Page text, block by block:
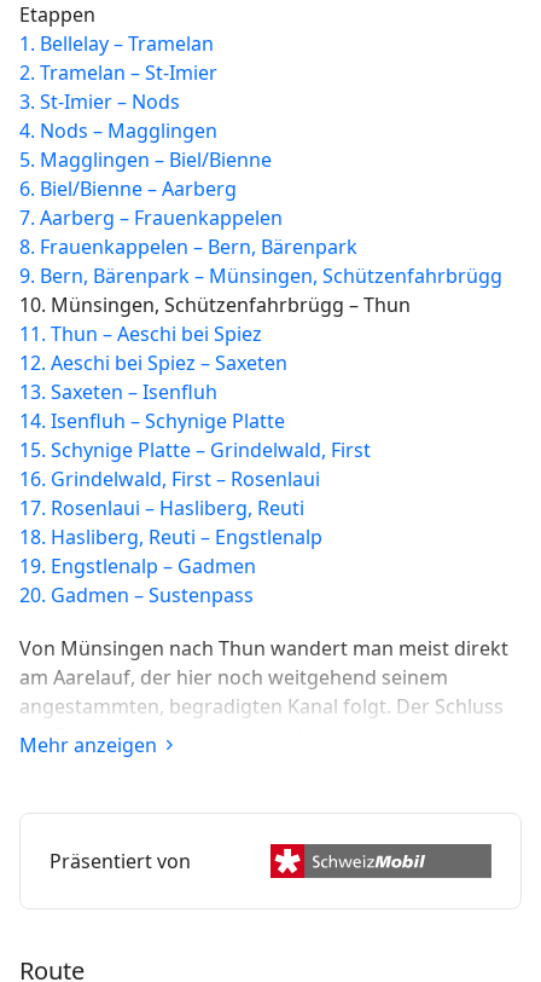
Etappen
1. Bellelay – Tramelan
2. Tramelan – St-Imier
3. St-Imier – Nods
4. Nods – Magglingen
5. Magglingen – Biel/Bienne
6. Biel/Bienne – Aarberg
7. Aarberg – Frauenkappelen
8. Frauenkappelen – Bern, Bärenpark
9. Bern, Bärenpark – Münsingen, Schützenfahrbrügg
10. Münsingen, Schützenfahrbrügg – Thun
11. Thun – Aeschi bei Spiez
12. Aeschi bei Spiez – Saxeten
13. Saxeten – Isenfluh
14. Isenfluh – Schynige Platte
15. Schynige Platte – Grindelwald, First
16. Grindelwald, First – Rosenlaui
17. Rosenlaui – Hasliberg, Reuti
18. Hasliberg, Reuti – Engstlenalp
19. Engstlenalp – Gadmen
20. Gadmen – Sustenpass
Von Münsingen nach Thun wandert man meist direkt
am Aarelauf, der hier noch weitgehend seinem
angestammten, begradigten Kanal folgt. Der Schluss
der Etappe führt durch die malerische Altstadt, über
die Gasse des Bälliz und zwei imposante
Mehr anzeigen
Präsentiert von
Route